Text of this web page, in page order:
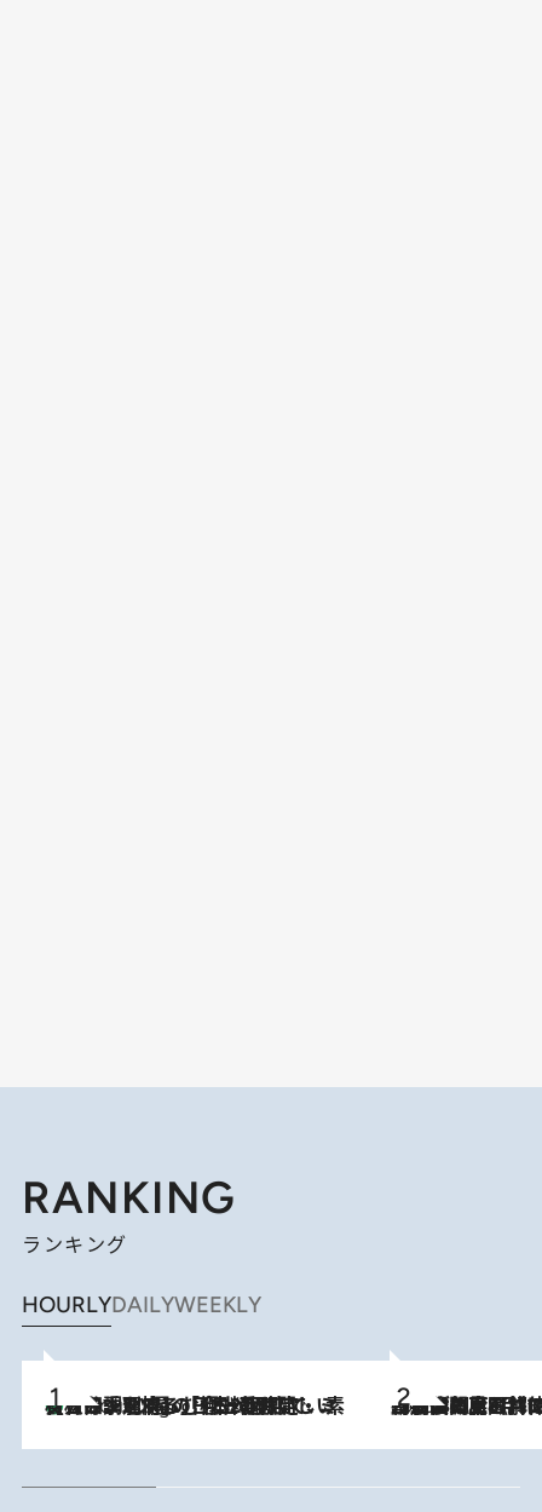
RANKING
ランキング
HOURLYDAILYWEEKLY
3 Hours Ago
【大分・別府】「今一番おいしい食材を調理する」1日2組限定・ミシュラン2ツ星の日本料理店で、素材と四季を愉しむ極上の時間 2026.8.8
「最後に見られてよかった」上野動物園の東園パンダ舎が解体前に特別公開。8月16日まで延長されたパネル展と共に辿る“半世紀”のパンダ飼育《解体工事の図面あり》